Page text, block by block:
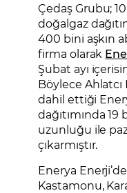
Çedaş Grubu;
doğalgaz
400 bini aşkın
firma olarak
Şubat ayı
Böylece
dahil ettiği
dağıtımında
uzunluğu ile
çıkarmıştır.
Enerya
Kastamonu,